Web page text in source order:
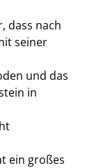
dass nach
seiner
und das
in
ein großes